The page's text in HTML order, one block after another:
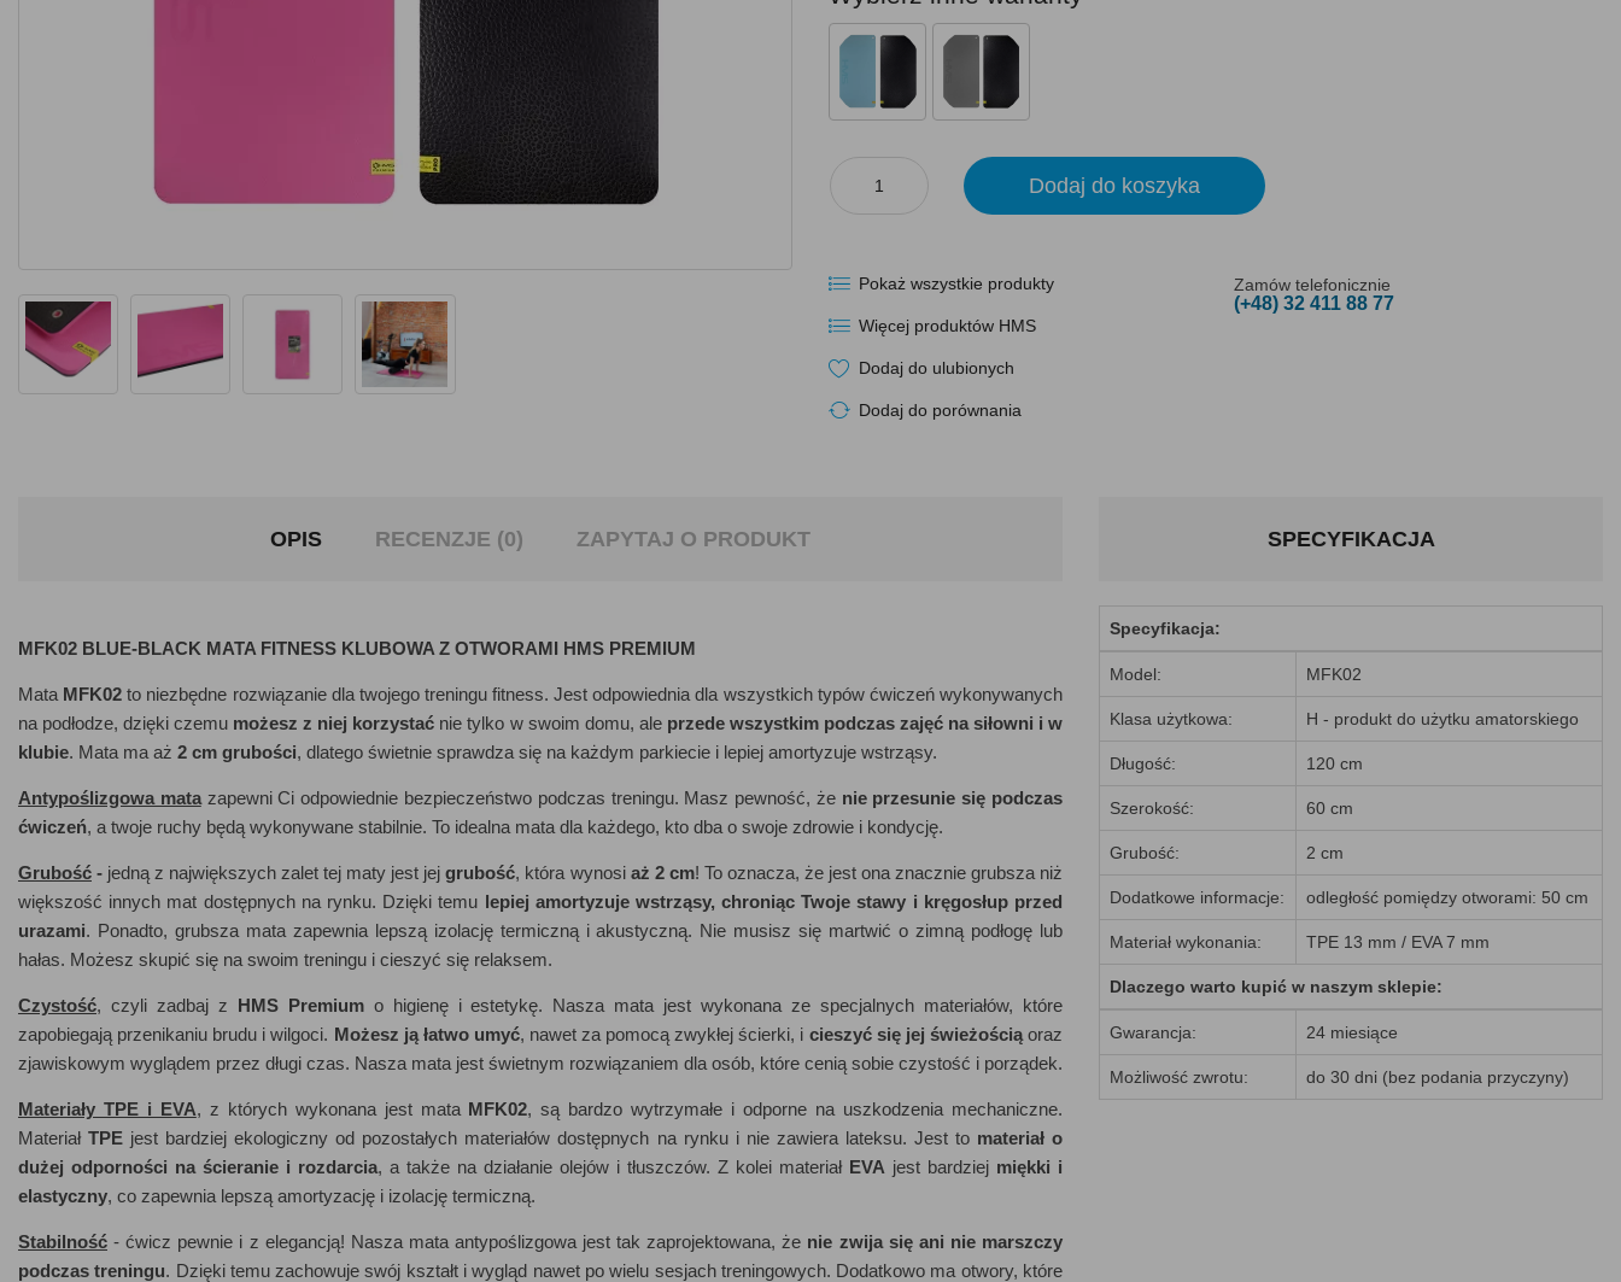
Dodaj do koszyka
Pokaż wszystkie produkty
Więcej produktów HMS
Dodaj do ulubionych
Dodaj do porównania
Zamów telefonicznie
(+48) 32 411 88 77
OPIS RECENZJE (0) ZAPYTAJ O PRODUKT
MFK02 BLUE-BLACK MATA FITNESS KLUBOWA Z OTWORAMI HMS PREMIUM
Mata MFK02 to niezbędne rozwiązanie dla twojego treningu fitness. Jest odpowiednia dla wszystkich typów ćwiczeń wykonywanych
na podłodze, dzięki czemu możesz z niej korzystać nie tylko w swoim domu, aleprzede wszystkim podczas zajęć na siłowni i w
klubie. Mata ma aż 2 cm grubości, dlatego świetnie sprawdza się na każdym parkiecie i lepiej amortyzuje wstrząsy.
Antypoślizgowa matazapewni Ci odpowiednie bezpieczeństwo podczas treningu. Masz pewność, że nie przesunie się podczas
ćwiczeń, a twoje ruchy będą wykonywane stabilnie. To idealna mata dla każdego, kto dba o swoje zdrowie i kondycję.
Grubość - jedną z największych zalet tej maty jest jejgrubość, która wynosi aż 2 cm! To oznacza, że jest ona znacznie grubsza niż
większość innych mat dostępnych na rynku. Dzięki temu lepiej amortyzuje wstrząsy, chroniąc Twoje stawy i kręgosłup przed
urazami. Ponadto, grubsza mata zapewnia lepszą izolację termiczną i akustyczną. Nie musisz się martwić o zimną podłogę lub
hałas. Możesz skupić się na swoim treningu i cieszyć się relaksem.
Czystość, czyli zadbaj z HMS Premiumo higienę i estetykę. Nasza mata jest wykonana ze specjalnych materiałów, które
zapobiegają przenikaniu brudu i wilgoci. Możesz ją łatwo umyć, nawet za pomocą zwykłej ścierki, i cieszyć się jej świeżościąoraz
zjawiskowym wyglądem przez długi czas. Nasza mata jest świetnym rozwiązaniem dla osób, które cenią sobie czystość i porządek.
Materiały TPE i EVA, z których wykonana jest mata MFK02, są bardzo wytrzymałe i odporne na uszkodzenia mechaniczne.
MateriałTPE jest bardziej ekologiczny od pozostałych materiałów dostępnych na rynku i nie zawiera lateksu. Jest to materiał o
dużej odporności na ścieranie i rozdarcia, a także na działanie olejów i tłuszczów. Z kolei materiał EVA jest bardziej miękki i
elastyczny, co zapewnia lepszą amortyzację i izolację termiczną.
Stabilność - ćwicz pewnie i z elegancją! Nasza mata antypoślizgowa jest tak zaprojektowana, że nie zwija się ani nie marszczy
podczas treningu. Dzięki temu zachowuje swój kształt i wygląd nawet po wielu sesjach treningowych. Dodatkowo ma otwory, które
SPECYFIKACJA
Specyfikacja:
Model: MFK02
Klasa użytkowa: H - produkt do użytku amatorskiego
Długość: 120 cm
Szerokość: 60 cm
Grubość: 2 cm
Dodatkowe informacje: odległość pomiędzy otworami: 50 cm
Materiał wykonania: TPE 13 mm / EVA 7 mm
Dlaczego warto kupić w naszym sklepie:
Gwarancja: 24 miesiące
Możliwość zwrotu: do 30 dni (bez podania przyczyny)